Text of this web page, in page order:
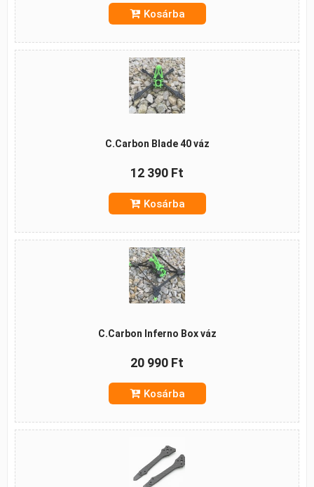
Kosárba
C.Carbon Blade 40 váz
12 390 Ft
Kosárba
C.Carbon Inferno Box váz
20 990 Ft
Kosárba